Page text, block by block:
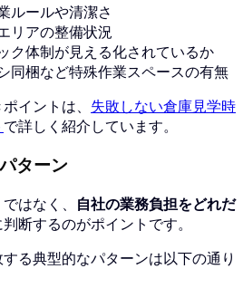
ルールや清潔さ
リアの整備状況
ク体制が見える化されているか
同梱など特殊作業スペースの有無
イントは、 失敗しない倉庫見学時
で詳しく紹介しています。
ターン
はなく、 自社の業務負担をどれだ
断するのがポイントです。
る典型的なパターンは以下の通り